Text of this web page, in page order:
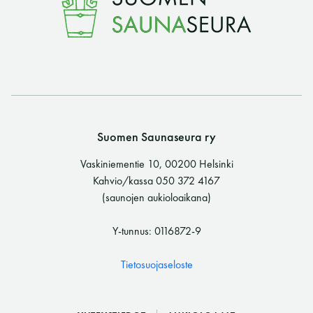
LUE LISÄÄ
Suomen Saunaseura ry
Vaskiniementie 10, 00200 Helsinki
Kahvio/kassa 050 372 4167
(saunojen aukioloaikana)
Y-tunnus: 0116872-9
Tietosuojaseloste